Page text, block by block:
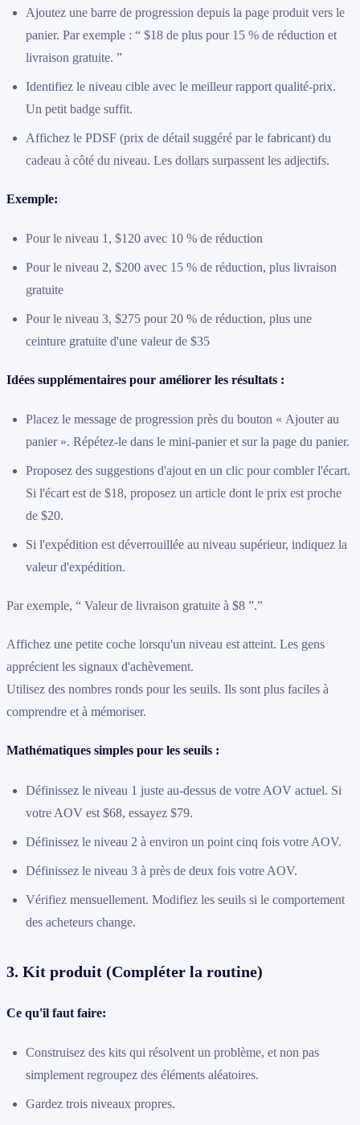
Ajoutez une barre de progression depuis la page produit vers le
panier. Par exemple : “ $18 de plus pour 15 % de réduction et
livraison gratuite. ”
Identifiez le niveau cible avec le meilleur rapport qualité-prix.
Un petit badge suffit.
Affichez le PDSF (prix de détail suggéré par le fabricant) du
cadeau à côté du niveau. Les dollars surpassent les adjectifs.
Exemple:
Pour le niveau 1, $120 avec 10 % de réduction
Pour le niveau 2, $200 avec 15 % de réduction, plus livraison
gratuite
Pour le niveau 3, $275 pour 20 % de réduction, plus une
ceinture gratuite d'une valeur de $35
Idées supplémentaires pour améliorer les résultats :
Placez le message de progression près du bouton « Ajouter au
panier ». Répétez-le dans le mini-panier et sur la page du panier.
Proposez des suggestions d'ajout en un clic pour combler l'écart.
Si l'écart est de $18, proposez un article dont le prix est proche
de $20.
Si l'expédition est déverrouillée au niveau supérieur, indiquez la
valeur d'expédition.
Par exemple, “ Valeur de livraison gratuite à $8 ”.”
Affichez une petite coche lorsqu'un niveau est atteint. Les gens
apprécient les signaux d'achèvement.
Utilisez des nombres ronds pour les seuils. Ils sont plus faciles à
comprendre et à mémoriser.
Mathématiques simples pour les seuils :
Définissez le niveau 1 juste au-dessus de votre AOV actuel. Si
votre AOV est $68, essayez $79.
Définissez le niveau 2 à environ un point cinq fois votre AOV.
Définissez le niveau 3 à près de deux fois votre AOV.
Vérifiez mensuellement. Modifiez les seuils si le comportement
des acheteurs change.
3. Kit produit (Compléter la routine)
Ce qu'il faut faire:
Construisez des kits qui résolvent un problème, et non pas
simplement regroupez des éléments aléatoires.
Gardez trois niveaux propres.